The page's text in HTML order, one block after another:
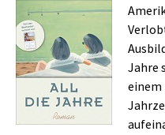
Jahre
einem